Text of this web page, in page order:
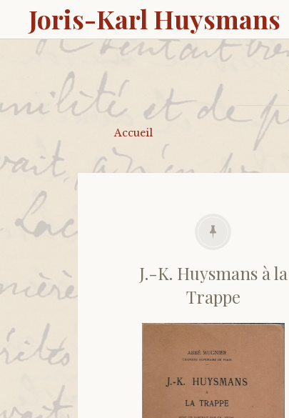
Joris-Karl Huysmans
Accueil
J.-K. Huysmans à la
Trappe